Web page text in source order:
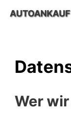
Inhalt
Wer